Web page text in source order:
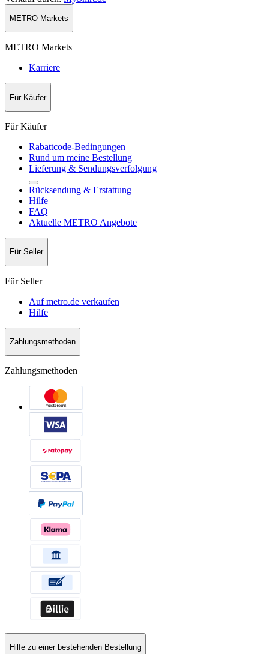
METRO Markets
METRO Markets
Karriere
Für Käufer
Für Käufer
Rabattcode-Bedingungen
Rund um meine Bestellung
Lieferung & Sendungsverfolgung
Rücksendung & Erstattung
Hilfe
FAQ
Aktuelle METRO Angebote
Für Seller
Für Seller
Auf metro.de verkaufen
Hilfe
Zahlungsmethoden
Zahlungsmethoden
Hilfe zu einer bestehenden Bestellung